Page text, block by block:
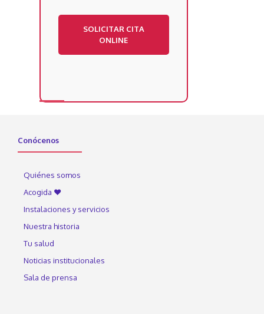
SOLICITAR CITA
ONLINE
Conócenos
Quiénes somos
Acogida ♥
Instalaciones y servicios
Nuestra historia
Tu salud
Noticias institucionales
Sala de prensa